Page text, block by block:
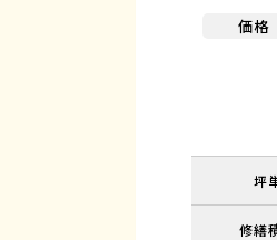
価格
坪
修繕